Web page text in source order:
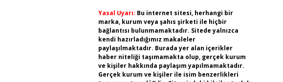
Yasal Uyarı: Bu internet sitesi, herhangi bir
marka, kurum veya şahıs şirketi ile hiçbir
bağlantısı bulunmamaktadır. Sitede yalnızca
kendi hazırladığımız makaleler
paylaşılmaktadır. Burada yer alan içerikler
haber niteliği taşımamakta olup, gerçek kurum
ve kişiler hakkında paylaşım yapılmamaktadır.
Gerçek kurum ve kişiler ile isim benzerlikleri